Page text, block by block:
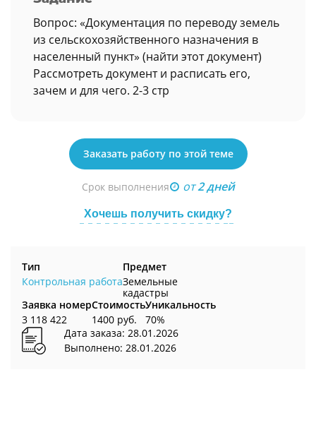
Вопрос: «Документация по переводу земель
из сельскохозяйственного назначения в
населенный пункт» (найти этот документ)
Рассмотреть документ и расписать его,
зачем и для чего. 2-3 стр
Заказать работу по этой теме
Срок выполнения от2 дней
Хочешь получить скидку?
Тип
Контрольная работа
Предмет
Земельные
кадастры
Заявка номер
3 118 422
Стоимость
1400 руб.
Уникальность
70%
Дата заказа: 28.01.2026
Выполнено: 28.01.2026